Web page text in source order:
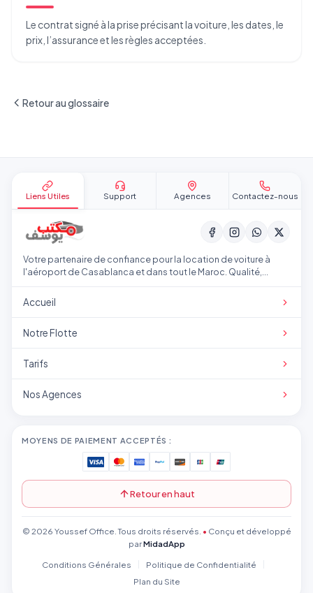
Le contrat signé à la prise précisant la voiture, les dates, le
prix, l’assurance et les règles acceptées.
Retour au glossaire
Liens Utiles Support Agences Contactez-nous
Votre partenaire de confiance pour la location de voiture à
l'aéroport de Casablanca et dans tout le Maroc. Qualité,
Accueil
Notre Flotte
Tarifs
Nos Agences
MOYENS DE PAIEMENT ACCEPTÉS :
Retour en haut
© 2026 Youssef Office. Tous droits réservés. • Conçu et développé
parMidadApp
Conditions Générales
Politique de Confidentialité
Plan du Site